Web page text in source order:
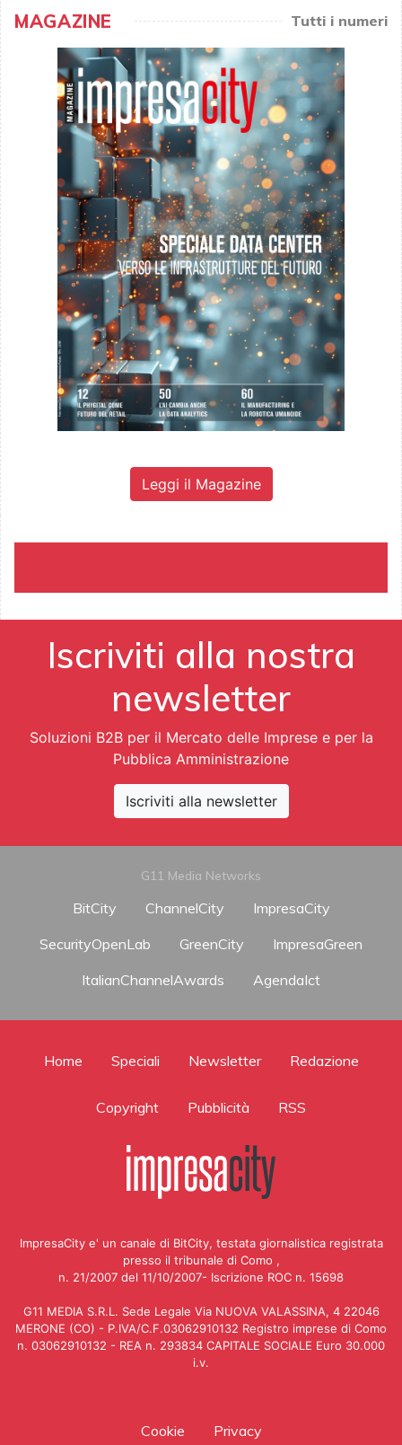
MAGAZINE Tutti i numeri
Leggi il Magazine
Iscriviti alla nostra
newsletter
Soluzioni B2B per il Mercato delle Imprese e per la
Pubblica Amministrazione
Iscriviti alla newsletter
G11 Media Networks
BitCity ChannelCity
ImpresaCity
SecurityOpenLab
GreenCity
ImpresaGreen
ItalianChannelAwards
AgendaIct
Home Speciali Newsletter Redazione
Copyright Pubblicità RSS
ImpresaCity e' un canale di BitCity, testata giornalistica registrata
presso il tribunale di Como ,
n. 21/2007 del 11/10/2007- Iscrizione ROC n. 15698
G11 MEDIA S.R.L. Sede Legale Via NUOVA VALASSINA, 4 22046
MERONE (CO) - P.IVA/C.F.03062910132 Registro imprese di Como
n. 03062910132 - REA n. 293834 CAPITALE SOCIALE Euro 30.000
i.v.
Cookie Privacy